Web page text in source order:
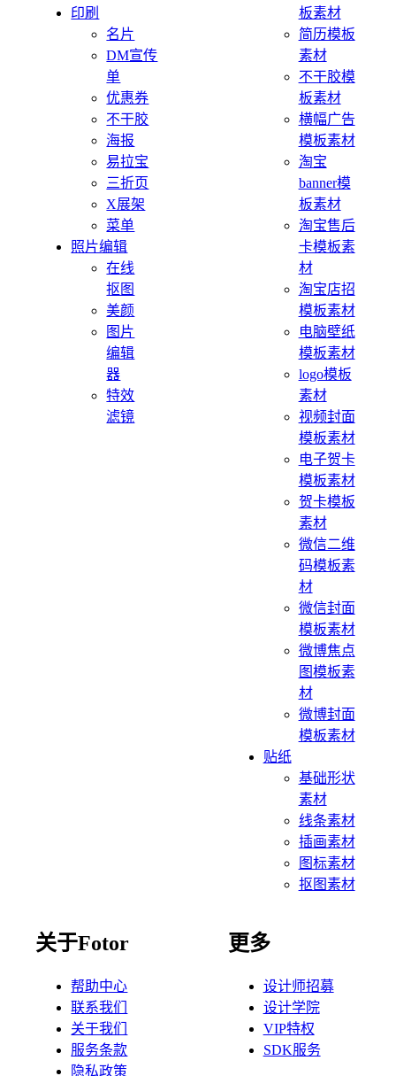
印刷
名片
DM宣传
单
优惠券
不干胶
海报
易拉宝
三折页
X展架
菜单
照片编辑
在线
抠图
美颜
图片
编辑
器
特效
滤镜
板素材
简历模板
素材
不干胶模
板素材
横幅广告
模板素材
淘宝
banner模
板素材
淘宝售后
卡模板素
材
淘宝店招
模板素材
电脑壁纸
模板素材
logo模板
素材
视频封面
模板素材
电子贺卡
模板素材
贺卡模板
素材
微信二维
码模板素
材
微信封面
模板素材
微博焦点
图模板素
材
微博封面
模板素材
贴纸
基础形状
素材
线条素材
插画素材
图标素材
抠图素材
关于Fotor
帮助中心
联系我们
关于我们
服务条款
隐私政策
更多
设计师招募
设计学院
VIP特权
SDK服务